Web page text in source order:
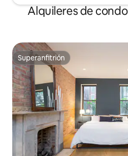
Alquileres de
Superanfitrión
Superanfitrión